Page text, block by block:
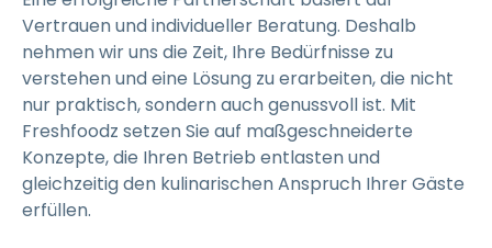
Vertrauen und individueller Beratung. Deshalb
nehmen wir uns die Zeit, Ihre Bedürfnisse zu
verstehen und eine Lösung zu erarbeiten, die nicht
nur praktisch, sondern auch genussvoll ist. Mit
Freshfoodz setzen Sie auf maßgeschneiderte
Konzepte, die Ihren Betrieb entlasten und
gleichzeitig den kulinarischen Anspruch Ihrer Gäste
erfüllen.